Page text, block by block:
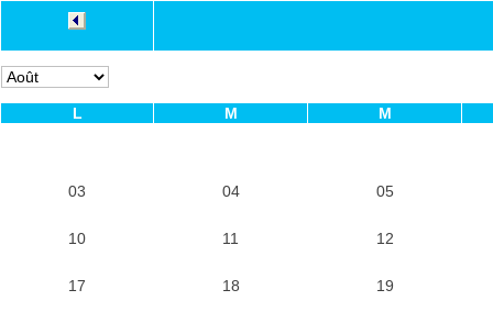
L M M
03 04 05
10 11 12
17 18 19